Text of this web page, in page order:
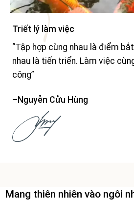
Triết lý làm việc
“Tập hợp cùng nhau là điểm
nhau là tiến triển. Làm việc
công”
–Nguyễn Cửu Hùng
Mang thiên nhiên vào ngôi